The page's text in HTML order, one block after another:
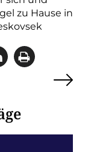
zu Hause in